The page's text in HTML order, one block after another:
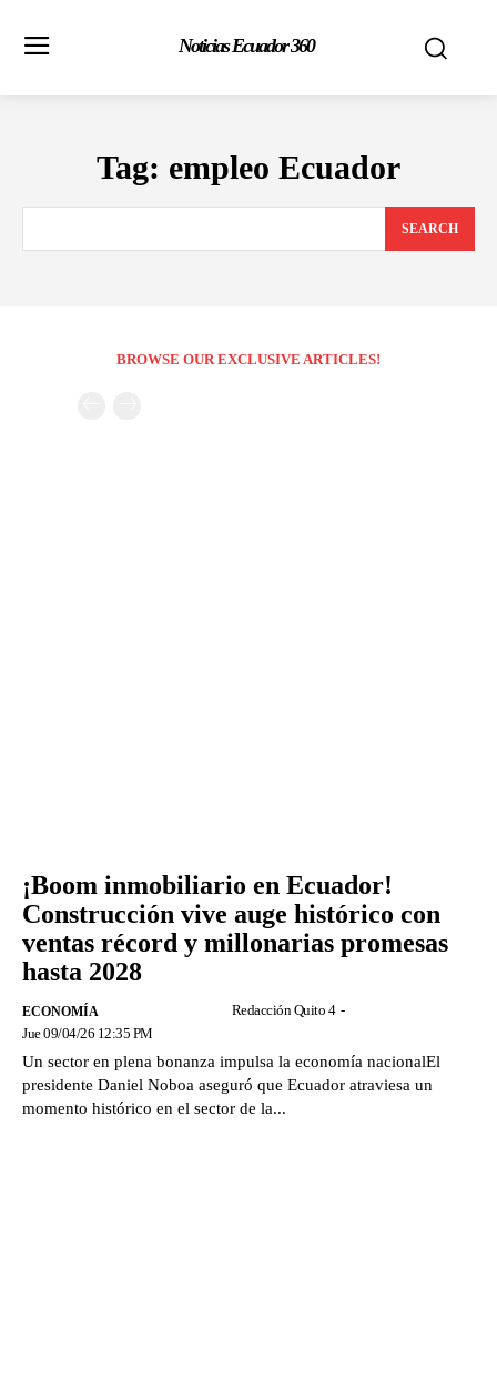
Noticias Ecuador 360
Tag: empleo Ecuador
SEARCH
BROWSE OUR EXCLUSIVE ARTICLES!
¡Boom inmobiliario en Ecuador!
Construcción vive auge histórico con
ventas récord y millonarias promesas
hasta 2028
ECONOMÍA Redacción Quito 4 -
Jue 09/04/26 12:35 PM
Un sector en plena bonanza impulsa la economía nacionalEl
presidente Daniel Noboa aseguró que Ecuador atraviesa un
momento histórico en el sector de la...